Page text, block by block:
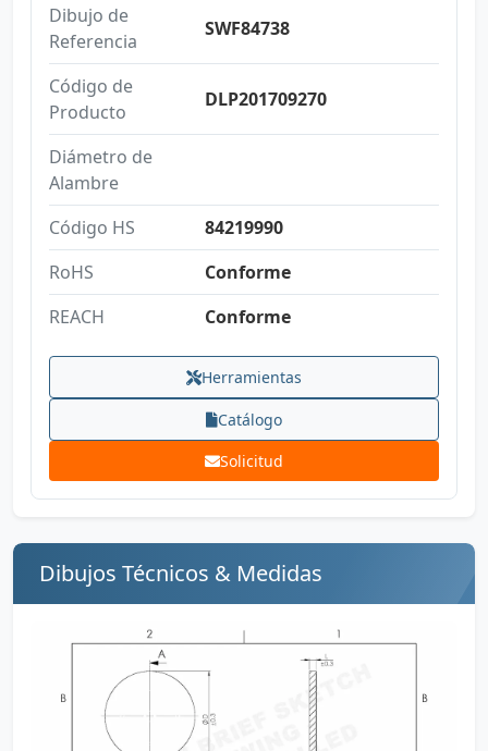
Dibujo de
Referencia
SWF84738
Código de
Producto
DLP201709270
Diámetro de
Alambre
Código HS
84219990
RoHS
Conforme
REACH
Conforme
Herramientas
Catálogo
Solicitud
Dibujos Técnicos & Medidas